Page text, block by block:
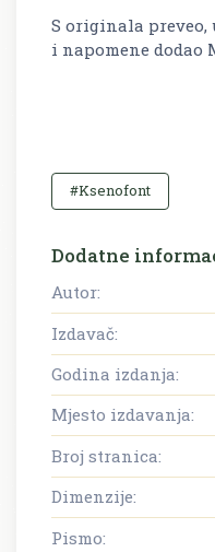
S originala preveo,
i napomene dodao
#Ksenofont
Dodatne
Autor:
Izdavač:
Godina izdanja:
Mjesto izdavanja:
Broj stranica:
Dimenzije:
Pismo: